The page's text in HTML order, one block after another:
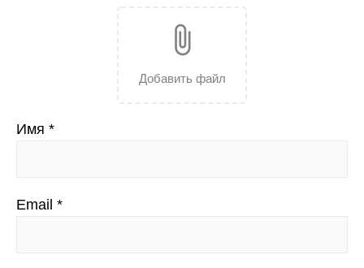
attach_file
Добавить файл
Имя *
Email *